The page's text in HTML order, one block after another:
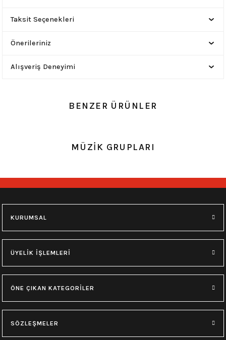
Taksit Seçenekleri
Önerileriniz
Alışveriş Deneyimi
BENZER ÜRÜNLER
549,00₺ 549,00₺
AC/DC Çocuk Tişört
9 yaş 11 yaş
Rammstein Çocuk Tişört
7 yaş 9 yaş 11 yaş 12 yaş
MÜZİK GRUPLARI
KURUMSAL
ÜYELİK İŞLEMLERİ
ÖNE ÇIKAN KATEGORİLER
SÖZLEŞMELER